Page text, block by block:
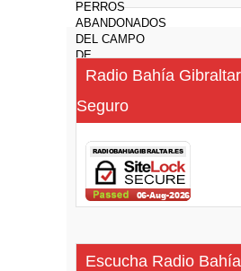
Radio Bahía
Seguro
Escucha Radio